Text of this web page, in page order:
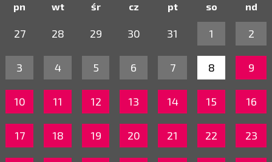
pn wt śr cz pt so nd
27 28 29 30 31 1 2
3 4 5 6 7 8 9
10 11 12 13 14 15 16
17 18 19 20 21 22 23